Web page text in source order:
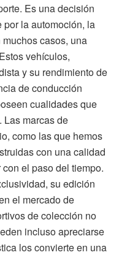
Es una decisión
la automoción, la
casos, una
vehículos,
y su rendimiento de
de conducción
cualidades que
Las marcas de
como las que hemos
con una calidad
el paso del tiempo.
su edición
el mercado de
de colección no
incluso apreciarse
los convierte en una